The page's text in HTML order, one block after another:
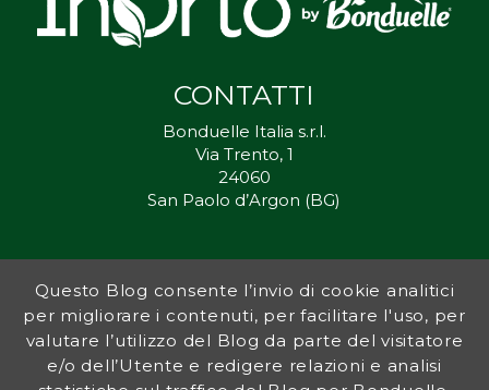
CONTATTI
Bonduelle Italia s.r.l.
Via Trento, 1
24060
San Paolo d’Argon (BG)
Inorto.org è dal 2011 il punto di riferimento per gli ortisti italiani, e
fornisce preziosi consigli sia ai più esperti che a nuovi interessati.
L’obiettivo di Bonduelle è ispirare la transizione verso una dieta a
base vegetale per contribuire al benessere delle persone e del
pianeta. In questo contesto si inserisce InOrto, simbolo dell’amore
Questo Blog consente l’invio di cookie analitici
per migliorare i contenuti, per facilitare l'uso, per
valutare l’utilizzo del Blog da parte del visitatore
e/o dell’Utente e redigere relazioni e analisi